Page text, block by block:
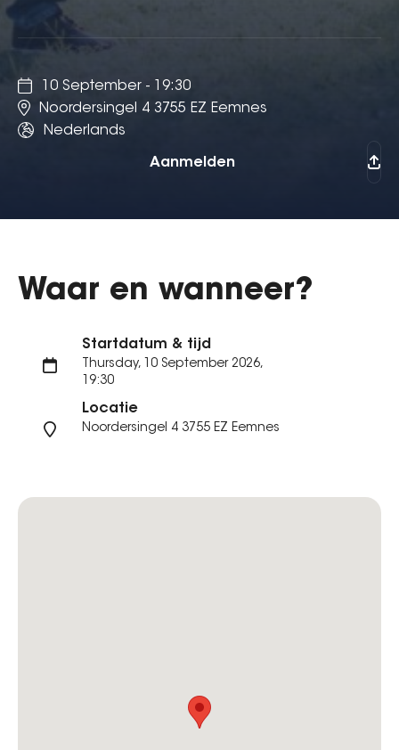
10 September - 19:30
Noordersingel 4 3755 EZ Eemnes
Nederlands
Aanmelden
Waar en wanneer?
Startdatum & tijd
Thursday, 10 September 2026,
19:30
Locatie
Noordersingel 4 3755 EZ Eemnes